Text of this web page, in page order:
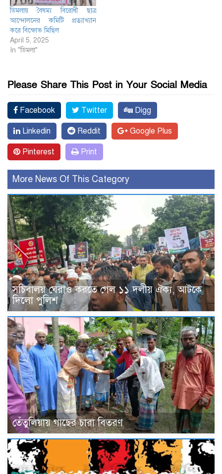
ডিমলায় বৈষম্য বিরোধী ছাত্র
আন্দোলনের কমিটি প্রত্যাখ্যান
করে বিক্ষোভ মিছিল
April 5, 2025
In "ডিমলা"
Please Share This Post in Your Social Media
Facebook Twitter Digg
Linkedin Reddit Google Plus
Pinterest Print
More News Of This Category
সচিবালয় ঘেরাও করতে গেল ১১ দলীয় ঐক্য, আটকে
দিলো পুলিশ
তেঁতুলিয়ায় গাছের চারা বিতরণ